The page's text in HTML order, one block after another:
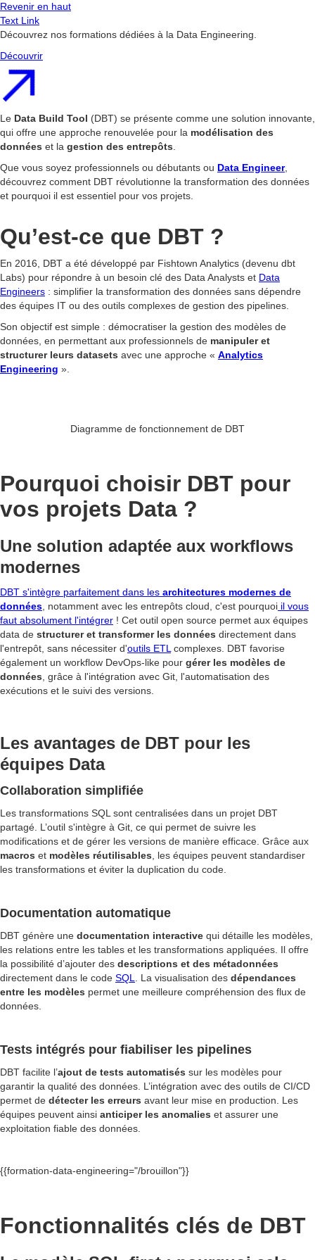
Revenir en haut
Text Link
Découvrez nos formations dédiées à la Data Engineering.
Découvrir
Le Data Build Tool (DBT) se présente comme une solution innovante,
qui offre une approche renouvelée pour la modélisation des
données et la gestion des entrepôts
Que vous soyez professionnels ou débutants ou Data Engineer,
découvrez comment DBT révolutionne la transformation des données
et pourquoi il est essentiel pour vos projets.
Qu’est-ce que DBT ?
En 2016, DBT a été développé par Fishtown Analytics (devenu dbt
Labs) pour répondre à un besoin clé des Data Analysts et Data
Engineers : simplifier la transformation des données sans dépendre
des équipes IT ou des outils complexes de gestion des pipelines.
Son objectif est simple : démocratiser la gestion des modèles de
données, en permettant aux professionnels de manipuler et
structurer leurs datasets avec une approche « Analytics
Engineering ».
Diagramme de fonctionnement de DBT
Pourquoi choisir DBT pour
vos projets Data ?
Une solution adaptée aux workflows
modernes
DBT s'intègre parfaitement dans les architectures modernes de
données , notamment avec les entrepôts cloud, c'est pourquoi il vous
faut absolument l'intégrer ! Cet outil open source permet aux équipes
data de structurer et transformer les données directement dans
l'entrepôt, sans nécessiter d'outils ETL complexes. DBT favorise
également un workflow DevOps-like pour gérer les modèles de
données , grâce à l'intégration avec Git, l'automatisation des
exécutions et le suivi des versions.
Les avantages de DBT pour les
équipes Data
Collaboration simplifiée
Les transformations SQL sont centralisées dans un projet DBT
partagé. L’outil s'intègre à Git, ce qui permet de suivre les
modifications et de gérer les versions de manière efficace. Grâce aux
macros et modèles réutilisables , les équipes peuvent standardiser
les transformations et éviter la duplication du code.
Documentation automatique
DBT génère une documentation interactive qui détaille les modèles,
les relations entre les tables et les transformations appliquées. Il offre
la possibilité d’ajouter des descriptions et des métadonnées
directement dans le code SQL . La visualisation des dépendances
entre les modèles permet une meilleure compréhension des flux de
données.
Tests intégrés pour fiabiliser les pipelines
DBT facilite l’ajout de tests automatisés sur les modèles pour
garantir la qualité des données. L’intégration avec des outils de CI/CD
permet de détecter les erreurs avant leur mise en production. Les
équipes peuvent ainsi anticiper les anomalies et assurer une
exploitation fiable des données.
{{formation-data-engineering="/brouillon"}}
Fonctionnalités clés de DBT